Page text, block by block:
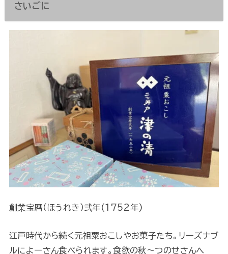
さいごに
創業宝暦（ほうれき）弐年(1752年)
江戸時代から続く元祖粟おこしやお菓子たち。リーズナブ
ルによーさん食べられます。食欲の秋～つのせさんへ